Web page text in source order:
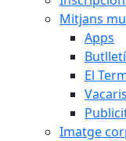
Mitjans
Apps
El
Imatge